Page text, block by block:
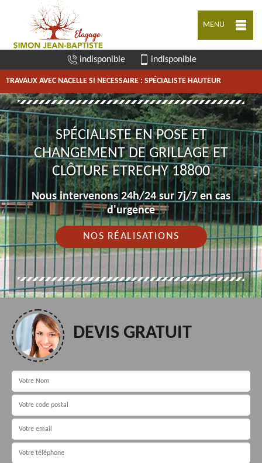
MENU
indisponible indisponible
TRAVAUX AVEC NACELLE SI NECESSAIRE : SPÉCIALISTE HAUTEUR
SPÉCIALISTE EN POSE ET
CHANGEMENT DE GRILLAGE ET
CLÔTURE ETRECHY 18800
Nous intervenons 24h/24 sur 7j/7 en cas
d'urgence
NOS RÉALISATIONS
DEVIS GRATUIT